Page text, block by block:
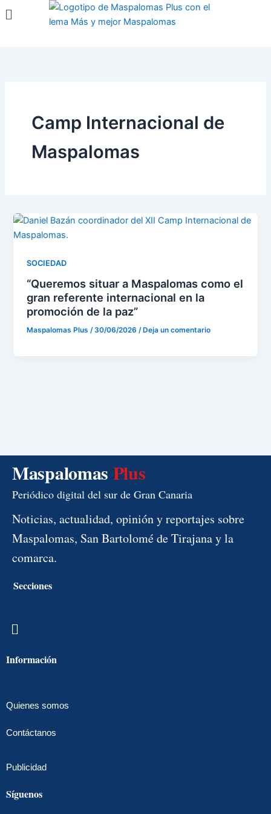
Menú
Camp Internacional de
Maspalomas
SOCIEDAD
“Queremos situar a Maspalomas como el
gran referente internacional en la
promoción de la paz”
Maspalomas Plus/30/06/2026/ Deja un comentario
Maspalomas Plus
Periódico digital del sur de Gran Canaria
Noticias, actualidad, opinión y reportajes sobre
Maspalomas, San Bartolomé de Tirajana y la
comarca.
Secciones
Menú
Información
Quienes somos
Contáctanos
Publicidad
Síguenos